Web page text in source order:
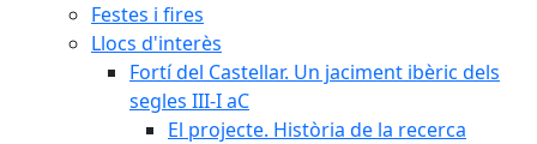
Festes i fires
Llocs d'interès
Fortí del Castellar. Un jaciment ibèric dels
segles III-I aC
El projecte. Història de la recerca